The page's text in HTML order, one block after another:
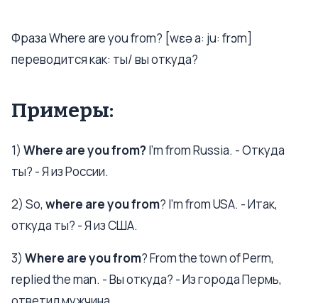
Фраза Where are you from? [wɛə a: ju: frɔm]
переводится как: ты/ вы откуда?
Примеры:
1) Where are you from?I'm from Russia. - Откуда
ты? - Я из России.
2) So, where are you from? I'm from USA. - Итак,
откуда ты? - Я из США.
3) Where are you from? From the town of Perm,
replied the man. - Вы откуда? - Из города Пермь,